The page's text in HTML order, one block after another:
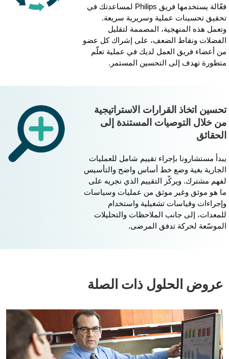
فعّالة يستخدمها فريق Philips لمساعدتك في
تحسينات عملية وسريرية سريعة.
هذه المنهجية، المصممة لتقليل
ونقاط الضعف، على إشراك كل عضو
أعضاء فريق العمل لديك في عملية تعلّم
تهدف إلى التحسين المستمر.
اتخاذ القرارات الاستراتيجية
خلال التوصيات المستندة إلى
مستشارونا بإجراء تقييم شامل للعمليات
بغية وضع خط أساس واضح والتأسيس
مشترك. ويركّز التقييم الذي نجريه على
هو موثق وغير موثق من عمليات وسياسات
وقياسات تشغيلية واستخدام
إلى جانب الملاحظات والتحليلات
لحركة تدفق المرضى.
عروض الحلول ذات الصلة